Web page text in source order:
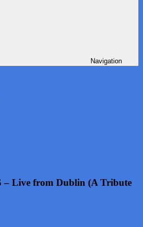
Navigation
Live from Dublin (A Tribute